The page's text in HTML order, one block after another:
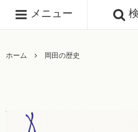
メニュー
ホーム 岡田の歴史